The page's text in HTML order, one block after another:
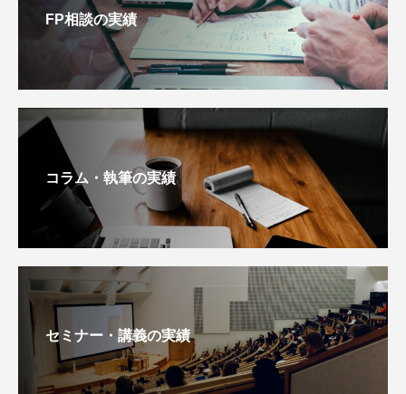
FP相談の実績
コラム・執筆の実績
セミナー・講義の実績